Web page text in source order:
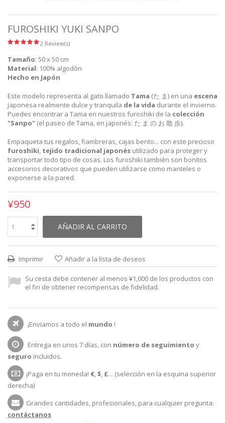
FUROSHIKI YUKI SANPO
2 Review(s)
Tamaño: 50 x 50 cm
Material: 100% algodón
Hecho en Japón
Este modelo representa al gato llamado Tama (た ま) en una escena
japonesa realmente dulce y tranquila de la vida durante el invierno.
Puedes encontrar a Tama en nuestros furoshiki de la colección
"Sanpo" (el paseo de Tama, en japonés: た ま の お 散 歩).
Empaqueta tus regalos, fiambreras, cajas bento... con este precioso
furoshiki, tejido tradicional japonés utilizado para proteger y
transportar todo tipo de cosas. Los furoshiki también son bonitos
accesorios decorativos que pueden utilizarse como manteles o
exponerse a la pared.
¥950
AÑADIR AL CARRITO
Imprimir Añadir a la lista de deseos
Su cesta debe contener al menos ¥1,000 de los productos con
el fin de obtener recompensas de fidelidad.
¡Enviamos a todo el mundo !
Entrega en unos 7 días, con número de seguimiento y
seguro incluidos.
¡Paga en tu moneda! €,$, £... (selección en la esquina superior
derecha)
Grandes cantidades, profesionales, para cualquier pregunta:
contáctanos